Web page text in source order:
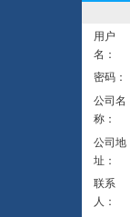
用户
名：
密码：
公司名
称：
公司地
址：
联系
人：